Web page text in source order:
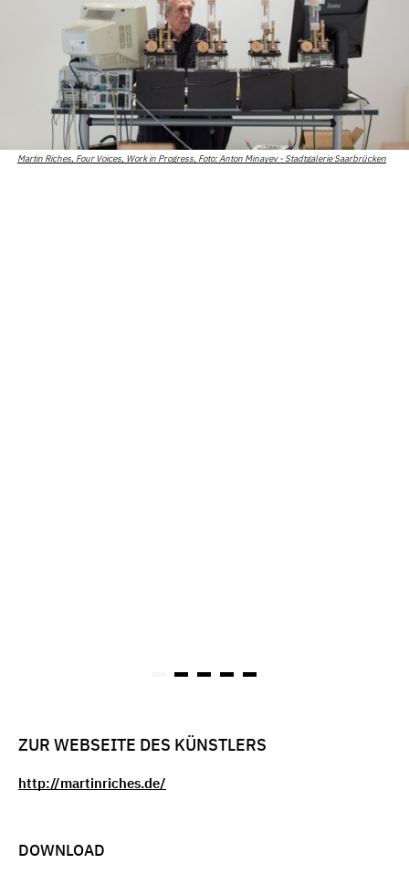
Martin Riches, Four Voices, Work in Progress, Foto: Anton Minayev - Stadtgalerie Saarbrücken
ZUR WEBSEITE DES KÜNSTLERS
http://martinriches.de/
DOWNLOAD